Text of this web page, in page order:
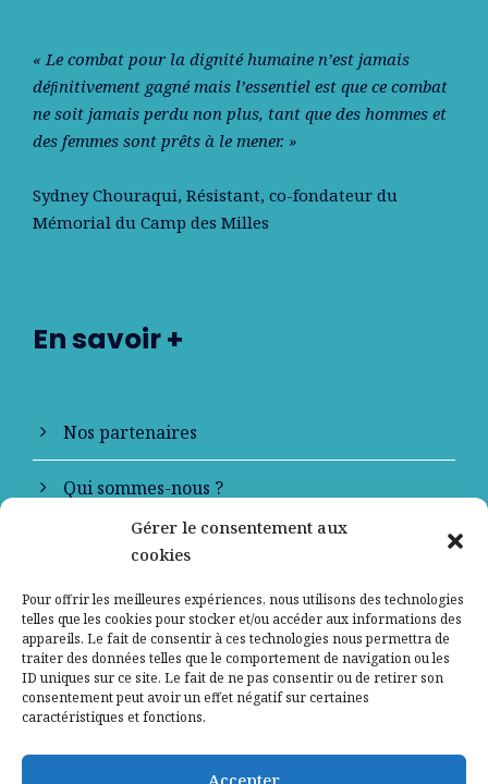
Gérer le consentement aux
cookies
Pour offrir les meilleures expériences, nous utilisons des technologies
telles que les cookies pour stocker et/ou accéder aux informations des
appareils. Le fait de consentir à ces technologies nous permettra de
traiter des données telles que le comportement de navigation ou les
ID uniques sur ce site. Le fait de ne pas consentir ou de retirer son
consentement peut avoir un effet négatif sur certaines
caractéristiques et fonctions.
Accepter
« Le combat pour la dignité humaine n’est jamais
déﬁnitivement gagné mais l’essentiel est que ce combat
ne soit jamais perdu non plus, tant que des hommes et
des femmes sont prêts à le mener. »
Sydney Chouraqui, Résistant, co-fondateur du
Mémorial du Camp des Milles
En savoir +
Nos partenaires
Qui sommes-nous ?
Contactez-nous
Mentions légales
Politique de confidentialité